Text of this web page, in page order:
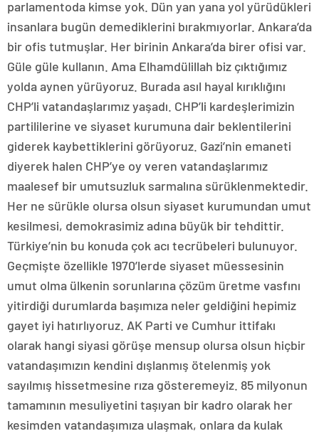
parlamentoda kimse yok. Dün yan yana yol yürüdükleri
insanlara bugün demediklerini bırakmıyorlar. Ankara’da
bir ofis tutmuşlar. Her birinin Ankara’da birer ofisi var.
Güle güle kullanın. Ama Elhamdülillah biz çıktığımız
yolda aynen yürüyoruz. Burada asıl hayal kırıklığını
CHP’li vatandaşlarımız yaşadı. CHP’li kardeşlerimizin
partililerine ve siyaset kurumuna dair beklentilerini
giderek kaybettiklerini görüyoruz. Gazi’nin emaneti
diyerek halen CHP’ye oy veren vatandaşlarımız
maalesef bir umutsuzluk sarmalına sürüklenmektedir.
Her ne sürükle olursa olsun siyaset kurumundan umut
kesilmesi, demokrasimiz adına büyük bir tehdittir.
Türkiye’nin bu konuda çok acı tecrübeleri bulunuyor.
Geçmişte özellikle 1970’lerde siyaset müessesinin
umut olma ülkenin sorunlarına çözüm üretme vasfını
yitirdiği durumlarda başımıza neler geldiğini hepimiz
gayet iyi hatırlıyoruz. AK Parti ve Cumhur ittifakı
olarak hangi siyasi görüşe mensup olursa olsun hiçbir
vatandaşımızın kendini dışlanmış ötelenmiş yok
sayılmış hissetmesine rıza gösteremeyiz. 85 milyonun
tamamının mesuliyetini taşıyan bir kadro olarak her
kesimden vatandaşımıza ulaşmak, onlara da kulak